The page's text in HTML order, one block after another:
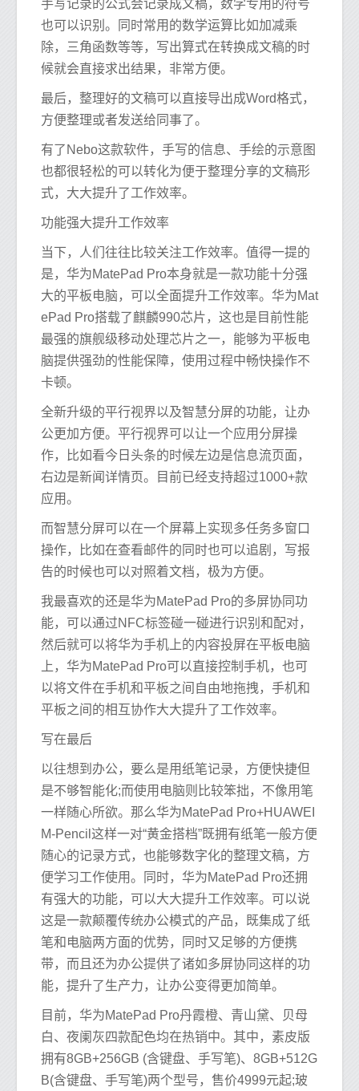
手写记录的公式会记录成文稿，数学专用的符号
也可以识别。同时常用的数学运算比如加减乘
除，三角函数等等，写出算式在转换成文稿的时
候就会直接求出结果，非常方便。
最后，整理好的文稿可以直接导出成Word格式，
方便整理或者发送给同事了。
有了Nebo这款软件，手写的信息、手绘的示意图
也都很轻松的可以转化为便于整理分享的文稿形
式，大大提升了工作效率。
功能强大提升工作效率
当下，人们往往比较关注工作效率。值得一提的
是，华为MatePad Pro本身就是一款功能十分强
大的平板电脑，可以全面提升工作效率。华为Mat
ePad Pro搭载了麒麟990芯片，这也是目前性能
最强的旗舰级移动处理芯片之一，能够为平板电
脑提供强劲的性能保障，使用过程中畅快操作不
卡顿。
全新升级的平行视界以及智慧分屏的功能，让办
公更加方便。平行视界可以让一个应用分屏操
作，比如看今日头条的时候左边是信息流页面，
右边是新闻详情页。目前已经支持超过1000+款
应用。
而智慧分屏可以在一个屏幕上实现多任务多窗口
操作，比如在查看邮件的同时也可以追剧，写报
告的时候也可以对照着文档，极为方便。
我最喜欢的还是华为MatePad Pro的多屏协同功
能，可以通过NFC标签碰一碰进行识别和配对，
然后就可以将华为手机上的内容投屏在平板电脑
上，华为MatePad Pro可以直接控制手机，也可
以将文件在手机和平板之间自由地拖拽，手机和
平板之间的相互协作大大提升了工作效率。
写在最后
以往想到办公，要么是用纸笔记录，方便快捷但
是不够智能化;而使用电脑则比较笨拙，不像用笔
一样随心所欲。那么华为MatePad Pro+HUAWEI
M-Pencil这样一对“黄金搭档”既拥有纸笔一般方便
随心的记录方式，也能够数字化的整理文稿，方
便学习工作使用。同时，华为MatePad Pro还拥
有强大的功能，可以大大提升工作效率。可以说
这是一款颠覆传统办公模式的产品，既集成了纸
笔和电脑两方面的优势，同时又足够的方便携
带，而且还为办公提供了诸如多屏协同这样的功
能，提升了生产力，让办公变得更加简单。
目前，华为MatePad Pro丹霞橙、青山黛、贝母
白、夜阑灰四款配色均在热销中。其中，素皮版
拥有8GB+256GB (含键盘、手写笔)、8GB+512G
B(含键盘、手写笔)两个型号，售价4999元起;玻